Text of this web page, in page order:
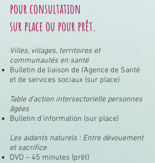
pour consultation
sur place ou pour prêt.
Villes, villages, territoires et
communautés en santé
Bulletin de liaison de l’Agence de Santé
et de services sociaux (sur place)
Table d’action intersectorielle personnes
âgées
Bulletin d’information (sur place)
Les aidants naturels : Entre dévouement
et sacrifice
DVD – 45 minutes (prêt)